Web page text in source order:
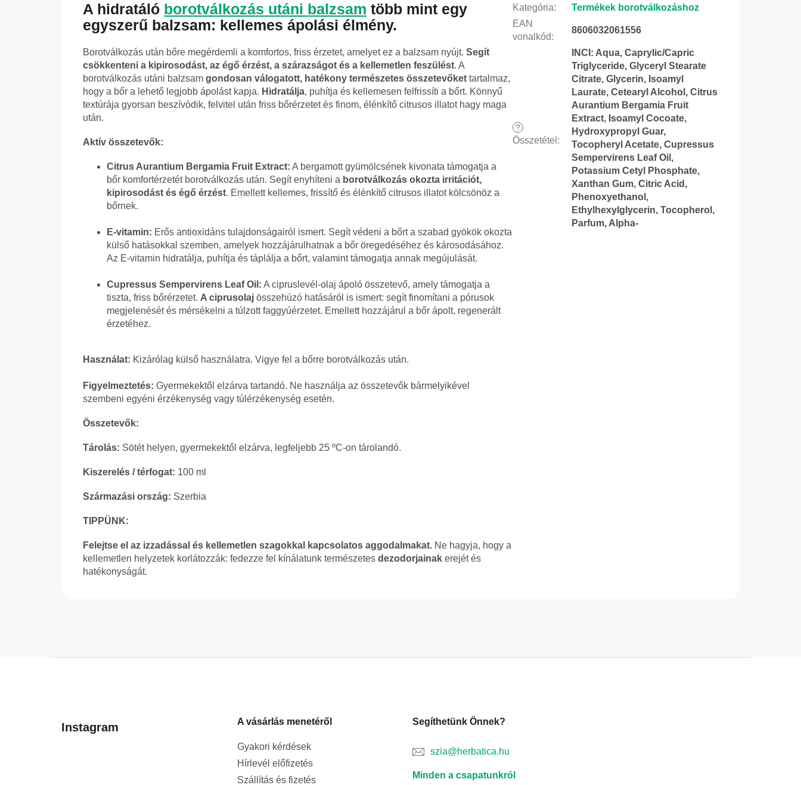
A hidratáló borotválkozás utáni balzsam több mint egy
egyszerű balzsam: kellemes ápolási élmény.
Borotválkozás után bőre megérdemli a komfortos, friss érzetet, amelyet ez a balzsam nyújt. Segít
csökkenteni a kipirosodást, az égő érzést, a szárazságot és a kellemetlen feszülést. A
borotválkozás utáni balzsam gondosan válogatott, hatékony természetes összetevőket tartalmaz,
hogy a bőr a lehető legjobb ápolást kapja. Hidratálja, puhítja és kellemesen felfrissíti a bőrt. Könnyű
textúrája gyorsan beszívódik, felvitel után friss bőrérzetet és finom, élénkítő citrusos illatot hagy maga
után.
Aktív összetevők:
Citrus Aurantium Bergamia Fruit Extract: A bergamott gyümölcsének kivonata támogatja a
bőr komfortérzetét borotválkozás után. Segít enyhíteni a borotválkozás okozta irritációt,
kipirosodást és égő érzést. Emellett kellemes, frissítő és élénkítő citrusos illatot kölcsönöz a
bőrnek.
E-vitamin: Erős antioxidáns tulajdonságairól ismert. Segít védeni a bőrt a szabad gyökök okozta
külső hatásokkal szemben, amelyek hozzájárulhatnak a bőr öregedéséhez és károsodásához.
Az E-vitamin hidratálja, puhítja és táplálja a bőrt, valamint támogatja annak megújulását.
Cupressus Sempervirens Leaf Oil: A cipruslevél-olaj ápoló összetevő, amely támogatja a
tiszta, friss bőrérzetet. A ciprusolaj összehúzó hatásáról is ismert: segít finomítani a pórusok
megjelenését és mérsékelni a túlzott faggyúérzetet. Emellett hozzájárul a bőr ápolt, regenerált
érzetéhez.
Használat: Kizárólag külső használatra. Vigye fel a bőrre borotválkozás után.
Figyelmeztetés: Gyermekektől elzárva tartandó. Ne használja az összetevők bármelyikével
szembeni egyéni érzékenység vagy túlérzékenység esetén.
Összetevők:
Tárolás: Sötét helyen, gyermekektől elzárva, legfeljebb 25 ºC-on tárolandó.
Kiszerelés / térfogat: 100 ml
Származási ország: Szerbia
TIPPÜNK:
Felejtse el az izzadással és kellemetlen szagokkal kapcsolatos aggodalmakat. Ne hagyja, hogy a
kellemetlen helyzetek korlátozzák: fedezze fel kínálatunk természetes dezodorjainak erejét és
hatékonyságát.
Kategória:
Termékek borotválkozáshoz
EAN
vonalkód:
8606032061556
?
Összetétel :
INCI: Aqua, Caprylic/Capric
Triglyceride, Glyceryl Stearate
Citrate, Glycerin, Isoamyl
Laurate, Cetearyl Alcohol, Citrus
Aurantium Bergamia Fruit
Extract, Isoamyl Cocoate,
Hydroxypropyl Guar,
Tocopheryl Acetate, Cupressus
Sempervirens Leaf Oil,
Potassium Cetyl Phosphate,
Xanthan Gum, Citric Acid,
Phenoxyethanol,
Ethylhexylglycerin, Tocopherol,
Parfum, Alpha-
Instagram A vásárlás menetéről
Gyakori kérdések
Hírlevél előfizetés
Szállítás és fizetés
Segíthetünk Önnek?
szia@herbatica.hu
Minden a csapatunkról